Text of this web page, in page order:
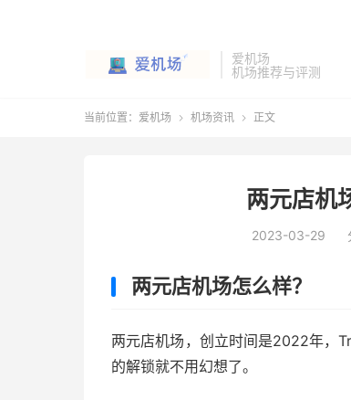
爱机场
机场推荐与评测
当前位置： 爱机场  机场资讯  正文
两元店机
2023-03-29
两元店机场怎么样？
两元店机场，创立时间是2022年，
的解锁就不用幻想了。